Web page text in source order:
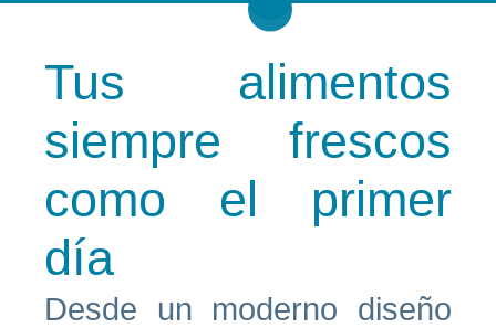
Tus alimentos
siempre frescos
como el primer
día
Desde un moderno diseño